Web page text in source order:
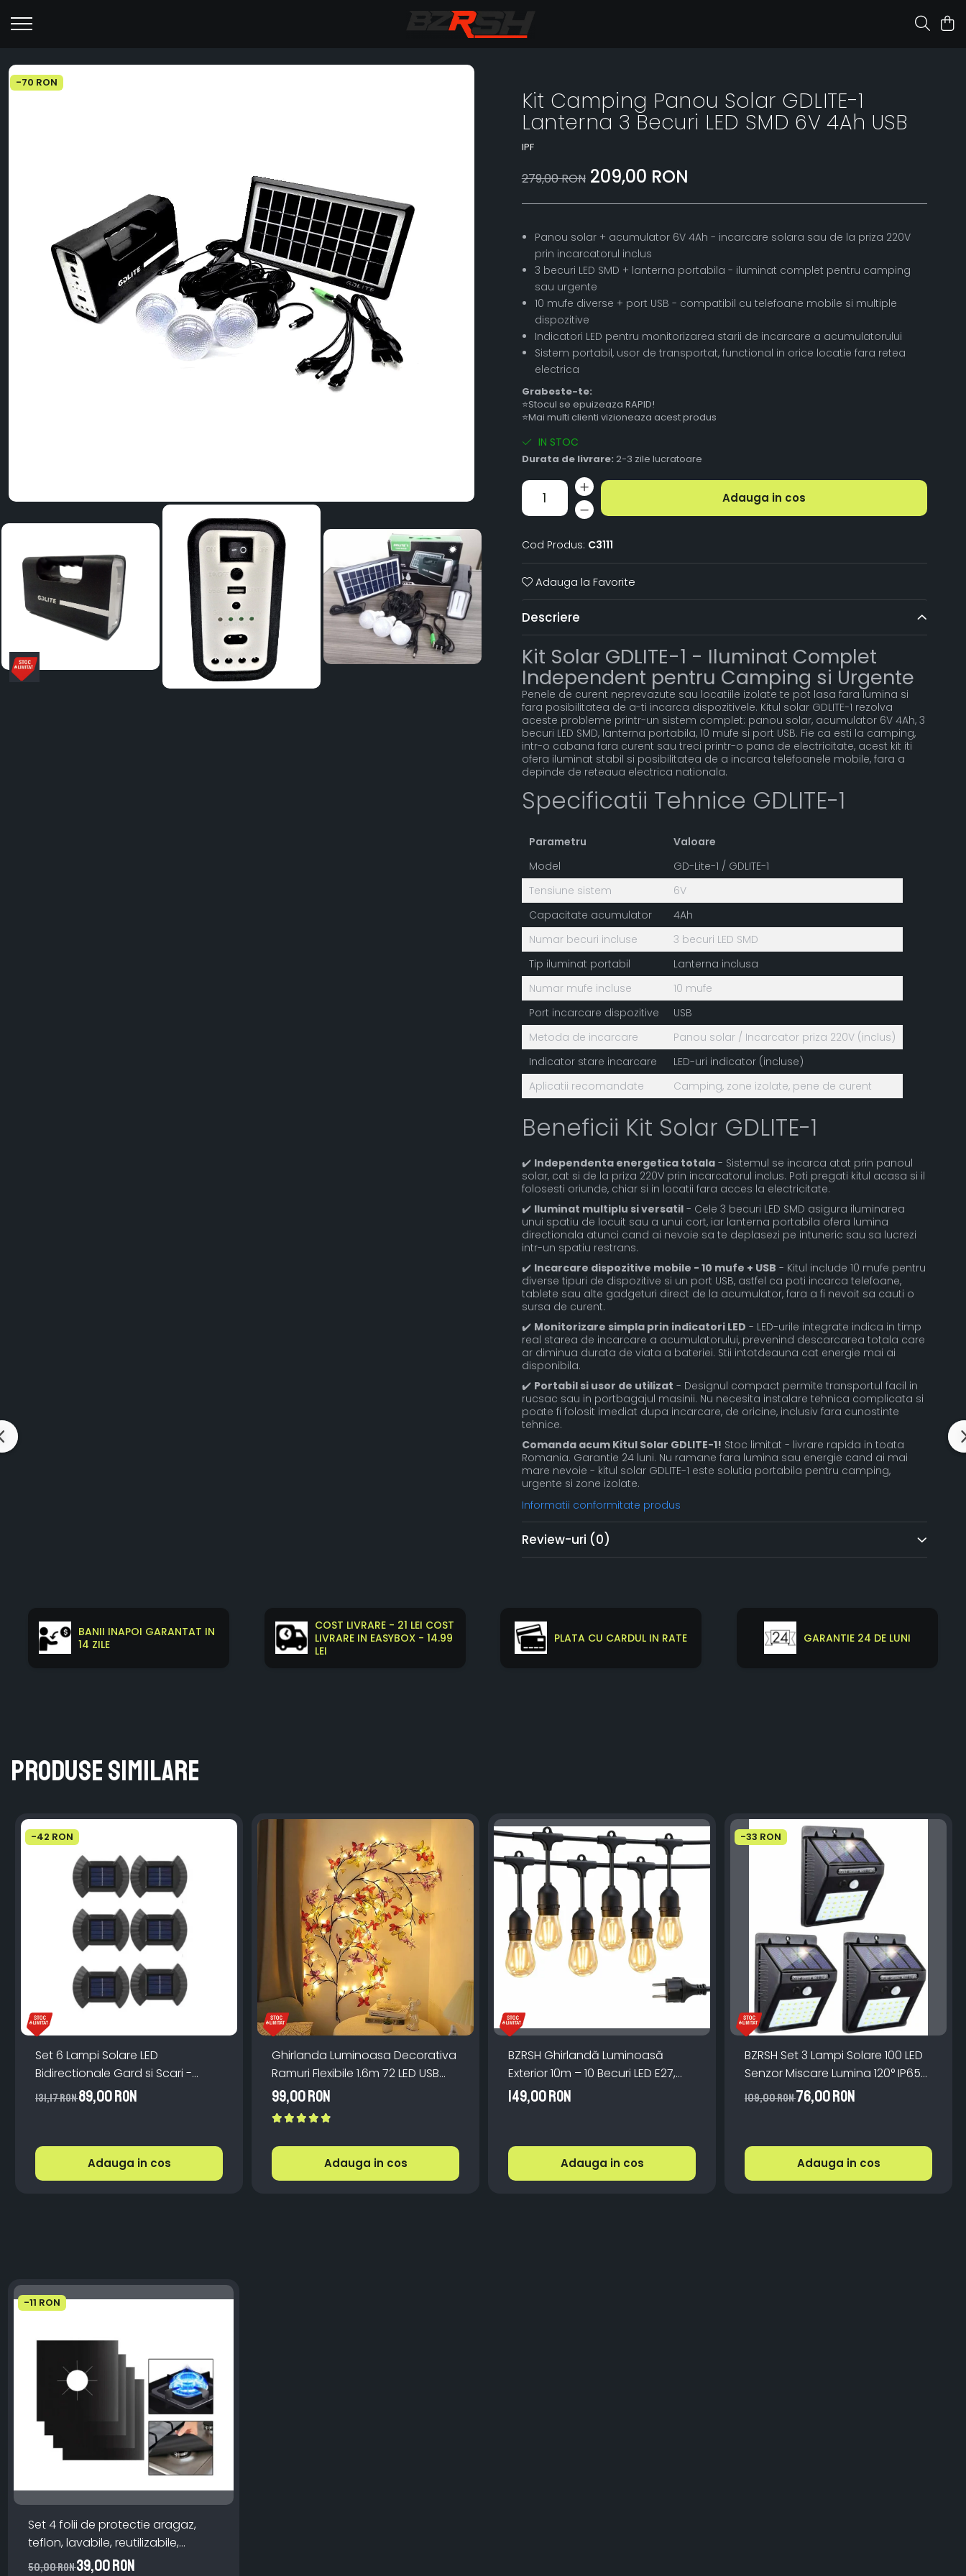
-70 RON
Kit Camping Panou Solar GDLITE-1
Lanterna 3 Becuri LED SMD 6V 4Ah USB
IPF
279,00 RON 209,00 RON
Panou solar + acumulator 6V 4Ah - incarcare solara sau de la priza 220V
prin incarcatorul inclus
3 becuri LED SMD + lanterna portabila - iluminat complet pentru camping
sau urgente
10 mufe diverse + port USB - compatibil cu telefoane mobile si multiple
dispozitive
Indicatori LED pentru monitorizarea starii de incarcare a acumulatorului
Sistem portabil, usor de transportat, functional in orice locatie fara retea
electrica
Grabeste-te:
⭐Stocul se epuizeaza RAPID!
⭐Mai multi clienti vizioneaza acest produs
IN STOC
Durata de livrare: 2-3 zile lucratoare
Adauga in cos
Cod Produs: C3111
Adauga la Favorite
Descriere
Kit Solar GDLITE-1 - Iluminat Complet
Independent pentru Camping si Urgente
Penele de curent neprevazute sau locatiile izolate te pot lasa fara lumina si
fara posibilitatea de a-ti incarca dispozitivele. Kitul solar GDLITE-1 rezolva
aceste probleme printr-un sistem complet: panou solar, acumulator 6V 4Ah, 3
becuri LED SMD, lanterna portabila, 10 mufe si port USB. Fie ca esti la camping,
intr-o cabana fara curent sau treci printr-o pana de electricitate, acest kit iti
ofera iluminat stabil si posibilitatea de a incarca telefoanele mobile, fara a
depinde de reteaua electrica nationala.
Specificatii Tehnice GDLITE-1
Parametru
Valoare
Model
GD-Lite-1 / GDLITE-1
Tensiune sistem
6V
Capacitate acumulator
4Ah
Numar becuri incluse
3 becuri LED SMD
Tip iluminat portabil
Lanterna inclusa
Numar mufe incluse
10 mufe
Port incarcare dispozitive
USB
Metoda de incarcare
Panou solar / Incarcator priza 220V (inclus)
Indicator stare incarcare
LED-uri indicator (incluse)
Aplicatii recomandate
Camping, zone izolate, pene de curent
Beneficii Kit Solar GDLITE-1
✔️ Independenta energetica totala- Sistemul se incarca atat prin panoul
solar, cat si de la priza 220V prin incarcatorul inclus. Poti pregati kitul acasa si il
folosesti oriunde, chiar si in locatii fara acces la electricitate.
✔️ Iluminat multiplu si versatil- Cele 3 becuri LED SMD asigura iluminarea
unui spatiu de locuit sau a unui cort, iar lanterna portabila ofera lumina
directionala atunci cand ai nevoie sa te deplasezi pe intuneric sau sa lucrezi
intr-un spatiu restrans.
✔️ Incarcare dispozitive mobile - 10 mufe + USB - Kitul include 10 mufe pentru
diverse tipuri de dispozitive si un port USB, astfel ca poti incarca telefoane,
tablete sau alte gadgeturi direct de la acumulator, fara a fi nevoit sa cauti o
sursa de curent.
✔️ Monitorizare simpla prin indicatori LED - LED-urile integrate indica in timp
real starea de incarcare a acumulatorului, prevenind descarcarea totala care
ar diminua durata de viata a bateriei. Stii intotdeauna cat energie mai ai
disponibila.
✔️ Portabil si usor de utilizat - Designul compact permite transportul facil in
rucsac sau in portbagajul masinii. Nu necesita instalare tehnica complicata si
poate fi folosit imediat dupa incarcare, de oricine, inclusiv fara cunostinte
tehnice.
Comanda acum Kitul Solar GDLITE-1! Stoc limitat - livrare rapida in toata
Romania. Garantie 24 luni. Nu ramane fara lumina sau energie cand ai mai
mare nevoie - kitul solar GDLITE-1 este solutia portabila pentru camping,
urgente si zone izolate.
Informatii conformitate produs
Review-uri (0)
BANII INAPOI GARANTAT IN
14 ZILE
COST LIVRARE - 21 LEI COST
LIVRARE IN EASYBOX - 14.99
LEI
PLATA CU CARDUL IN RATE GARANTIE 24 DE LUNI
Produse similare
-42 RON
Set 6 Lampi Solare LED
Bidirectionale Gard si Scari -
200mAh, IP65, Alb Cald, Senzor
131,17 RON89,00 RON
Adauga in cos
Ghirlanda Luminoasa Decorativa
Ramuri Flexibile 1.6m 72 LED USB
Telecomanda
99,00 RON
Adauga in cos
BZRSH Ghirlandă Luminoasă
Exterior 10m – 10 Becuri LED E27,
IP66, incarcare la priza, Lumină
Caldă pentru Grădină
149,00 RON
Adauga in cos
-33 RON
BZRSH Set 3 Lampi Solare 100 LED
Senzor Miscare Lumina 120° IP65
ABS Monocristalin
109,00 RON76,00 RON
Adauga in cos
-11 RON
Set 4 folii de protectie aragaz,
teflon, lavabile, reutilizabile,
Negru/Gri
50,00 RON39,00 RON